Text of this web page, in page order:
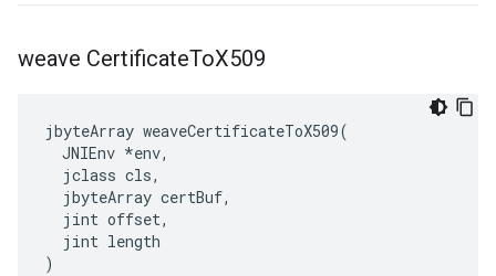
weave CertificateToX509
jbyteArray weaveCertificateToX509(
  JNIEnv *env,
  jclass cls,
  jbyteArray certBuf,
  jint offset,
  jint length
)